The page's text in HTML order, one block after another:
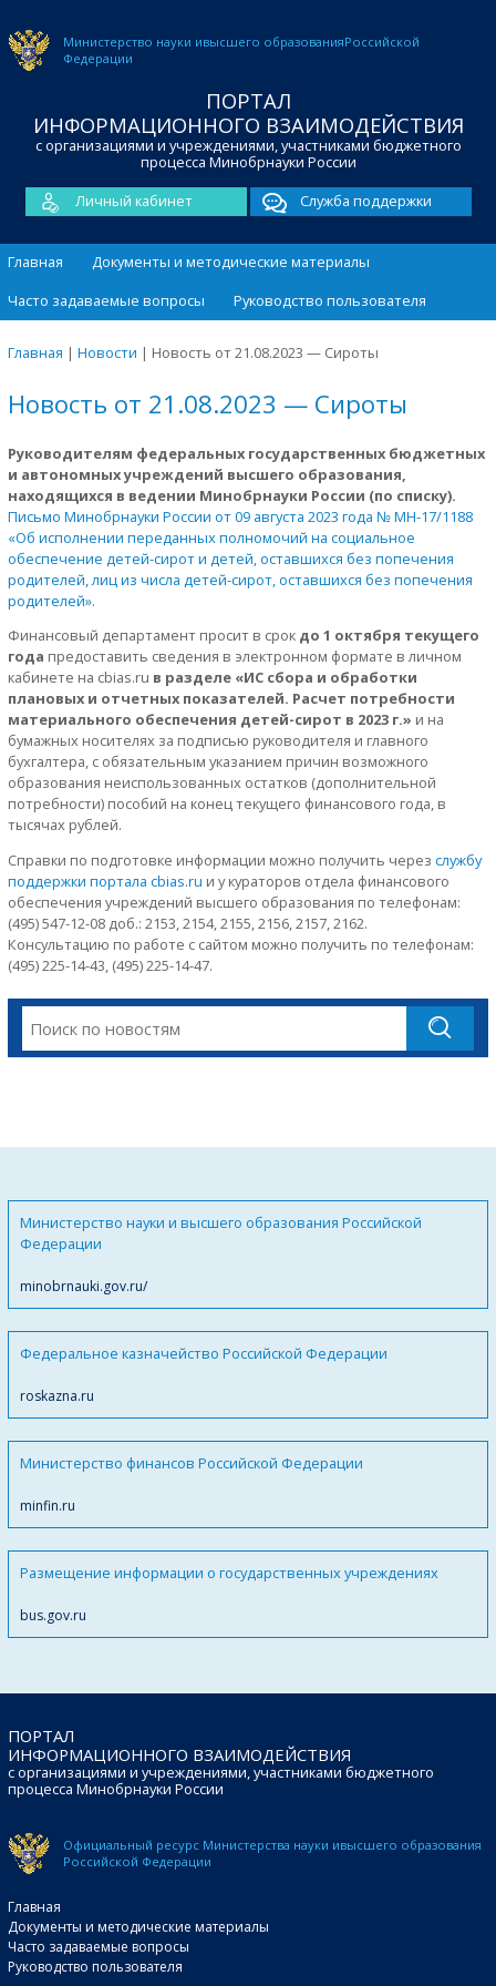
Министерство науки ивысшего образованияРоссийской
Федерации
ПОРТАЛ
ИНФОРМАЦИОННОГО ВЗАИМОДЕЙСТВИЯ
с организациями и учреждениями, участниками бюджетного
процесса Минобрнауки России
Личный кабинет
Служба поддержки
Главная
Документы и методические материалы
Часто задаваемые вопросы
Руководство пользователя
Главная | Новости | Новость от 21.08.2023 — Сироты
Новость от 21.08.2023 — Сироты
Руководителям федеральных государственных бюджетных
и автономных учреждений высшего образования,
находящихся в ведении Минобрнауки России (по списку).
Письмо Минобрнауки России от 09 августа 2023 года № МН-17/1188
«Об исполнении переданных полномочий на социальное
обеспечение детей-сирот и детей, оставшихся без попечения
родителей, лиц из числа детей-сирот, оставшихся без попечения
родителей».
Финансовый департамент просит в срок до 1 октября текущего
года предоставить сведения в электронном формате в личном
кабинете на cbias.ru в разделе «ИС сбора и обработки
плановых и отчетных показателей. Расчет потребности
материального обеспечения детей-сирот в 2023 г.» и на
бумажных носителях за подписью руководителя и главного
бухгалтера, с обязательным указанием причин возможного
образования неиспользованных остатков (дополнительной
потребности) пособий на конец текущего финансового года, в
тысячах рублей.
Справки по подготовке информации можно получить через службу
поддержки портала cbias.ru и у кураторов отдела финансового
обеспечения учреждений высшего образования по телефонам:
(495) 547-12-08 доб.: 2153, 2154, 2155, 2156, 2157, 2162.
Консультацию по работе с сайтом можно получить по телефонам:
(495) 225-14-43, (495) 225-14-47.
Министерство науки и высшего образования Российской
Федерации
minobrnauki.gov.ru/
Федеральное казначейство Российской Федерации
roskazna.ru
Министерство финансов Российской Федерации
minfin.ru
Размещение информации о государственных учреждениях
bus.gov.ru
ПОРТАЛ
ИНФОРМАЦИОННОГО ВЗАИМОДЕЙСТВИЯ
с организациями и учреждениями, участниками бюджетного
процесса Минобрнауки России
Официальный ресурс Министерства науки ивысшего образования
Российской Федерации
Главная
Документы и методические материалы
Часто задаваемые вопросы
Руководство пользователя